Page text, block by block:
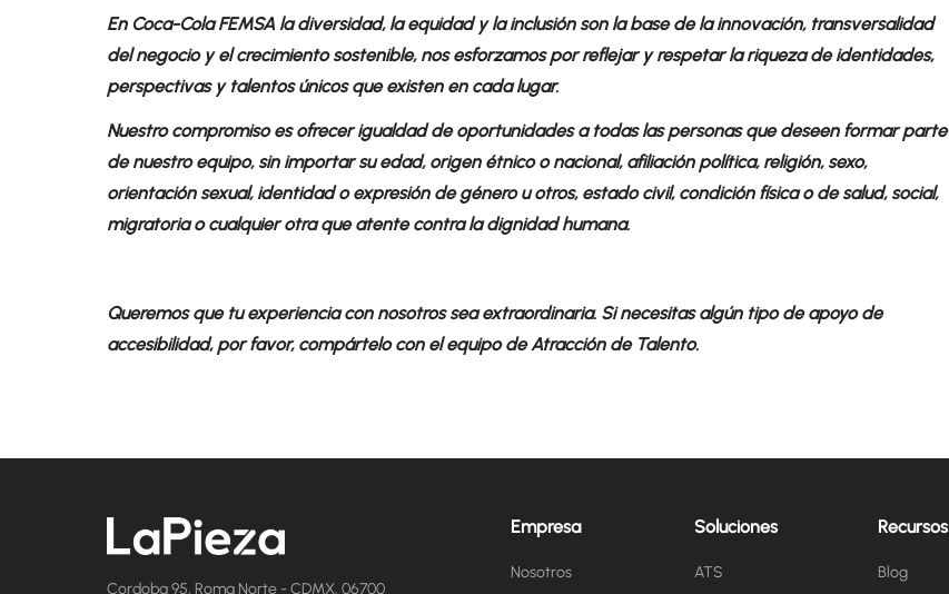
En Coca-Cola FEMSA la diversidad, la equidad y la inclusión son la base de la innovación, transversalidad
del negocio y el crecimiento sostenible, nos esforzamos por reflejar y respetar la riqueza de identidades,
perspectivas y talentos únicos que existen en cada lugar.
Nuestro compromiso es ofrecer igualdad de oportunidades a todas las personas que deseen formar parte
de nuestro equipo, sin importar su edad, origen étnico o nacional, afiliación política, religión, sexo,
orientación sexual, identidad o expresión de género u otros, estado civil, condición física o de salud, social,
migratoria o cualquier otra que atente contra la dignidad humana.
Queremos que tu experiencia con nosotros sea extraordinaria. Si necesitas algún tipo de apoyo de
accesibilidad, por favor, compártelo con el equipo de Atracción de Talento.
Cordoba 95, Roma Norte - CDMX, 06700
Empresa
Nosotros
Soluciones
ATS
Recursos
Blog